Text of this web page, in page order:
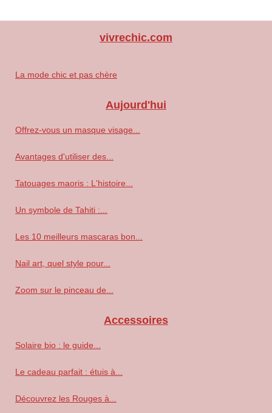
vivrechic.com
La mode chic et pas chère
Aujourd'hui
Offrez-vous un masque visage...
Avantages d'utiliser des...
Tatouages maoris : L'histoire...
Un symbole de Tahiti :...
Les 10 meilleurs mascaras bon...
Nail art, quel style pour...
Zoom sur le pinceau de...
Accessoires
Solaire bio : le guide...
Le cadeau parfait : étuis à...
Découvrez les Rouges à...